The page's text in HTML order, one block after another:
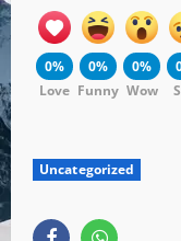
0%
Love
0%
Funny
0%
Wow
Uncategorized